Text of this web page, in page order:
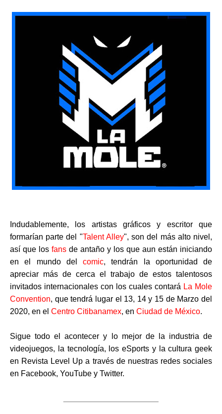
Indudablemente, los artistas gráficos y escritor que
formarían parte del "Talent Alley", son del más alto nivel,
así que los fans de antaño y los que aun están iniciando
en el mundo del comic, tendrán la oportunidad de
apreciar más de cerca el trabajo de estos talentosos
invitados internacionales con los cuales contará La Mole
Convention, que tendrá lugar el 13, 14 y 15 de Marzo del
2020, en el Centro Citibanamex, en Ciudad de México.
Sigue todo el acontecer y lo mejor de la industria de
videojuegos, la tecnología, los eSports y la cultura geek
en Revista Level Up a través de nuestras redes sociales
en Facebook, YouTube y Twitter.